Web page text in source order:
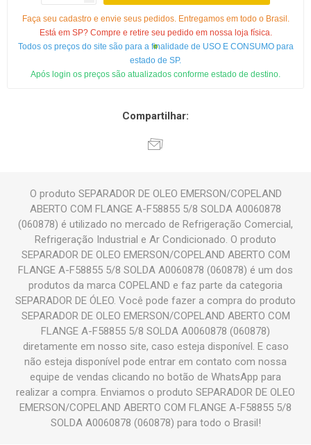
Faça seu cadastro e envie seus pedidos. Entregamos em todo o Brasil.
Está em SP? Compre e retire seu pedido em nossa loja física.
Todos os preços do site são para a finalidade de USO E CONSUMO para
estado de SP.
Após login os preços são atualizados conforme estado de destino.
Compartilhar:
O produto SEPARADOR DE OLEO EMERSON/COPELAND
ABERTO COM FLANGE A-F58855 5/8 SOLDA A0060878
(060878) é utilizado no mercado de Refrigeração Comercial,
Refrigeração Industrial e Ar Condicionado. O produto
SEPARADOR DE OLEO EMERSON/COPELAND ABERTO COM
FLANGE A-F58855 5/8 SOLDA A0060878 (060878) é um dos
produtos da marca COPELAND e faz parte da categoria
SEPARADOR DE ÓLEO. Você pode fazer a compra do produto
SEPARADOR DE OLEO EMERSON/COPELAND ABERTO COM
FLANGE A-F58855 5/8 SOLDA A0060878 (060878)
diretamente em nosso site, caso esteja disponível. E caso
não esteja disponível pode entrar em contato com nossa
equipe de vendas clicando no botão de WhatsApp para
realizar a compra. Enviamos o produto SEPARADOR DE OLEO
EMERSON/COPELAND ABERTO COM FLANGE A-F58855 5/8
SOLDA A0060878 (060878) para todo o Brasil!